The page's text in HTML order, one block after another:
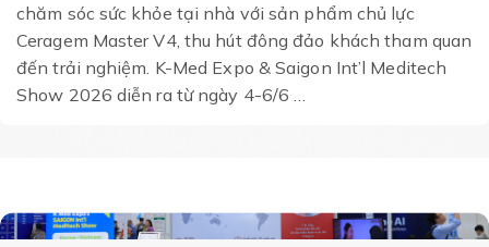
chăm sóc sức khỏe tại nhà với sản phẩm chủ lực
Ceragem Master V4, thu hút đông đảo khách tham quan
đến trải nghiệm. K-Med Expo & Saigon Int’l Meditech
Show 2026 diễn ra từ ngày 4-6/6 …
Tin tức